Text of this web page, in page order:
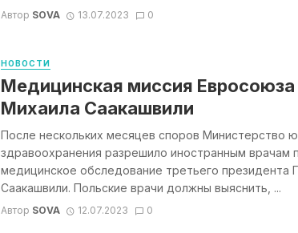
Автор SOVA 13.07.2023 0
НОВОСТИ
Медицинская миссия Евросоюза
Михаила Саакашвили
После нескольких месяцев споров Министерство
здравоохранения разрешило иностранным врачам
медицинское обследование третьего президента
Саакашвили. Польские врачи должны выяснить, ...
Автор SOVA 12.07.2023 0